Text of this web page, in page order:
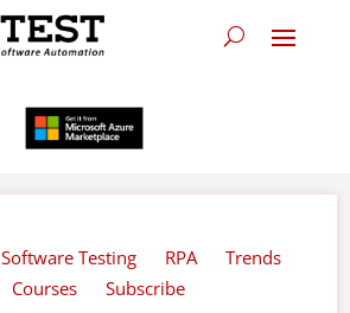
Software Testing RPA
Trends
Courses Subscribe